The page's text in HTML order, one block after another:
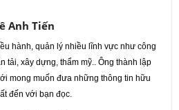
Anh Tiến
hành, quản lý nhiều lĩnh vực như công
tải, xây dựng, thẩm mỹ.. Ông thành lập
mong muốn đưa những thông tin hữu
đến với bạn đọc.